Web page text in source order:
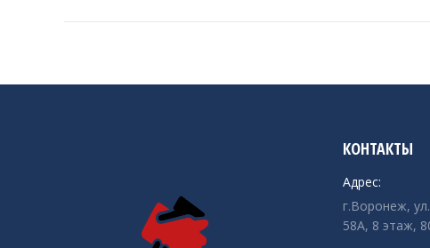
КОНТАКТЫ
Адрес:
г.Воронеж,
58А, 8 этаж,